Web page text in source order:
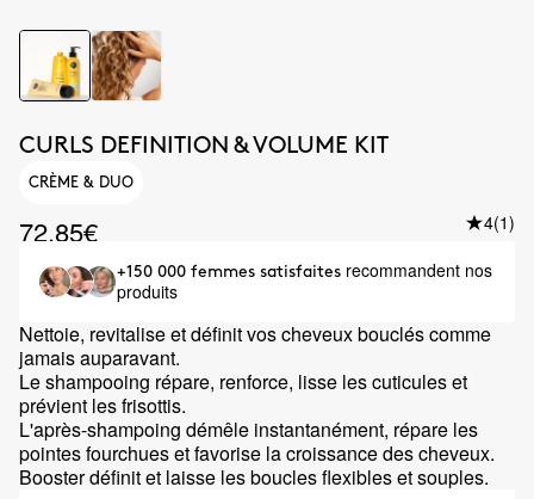
CURLS DEFINITION & VOLUME KIT
CRÈME & DUO
72.85€ 4(1)
+150 000 femmes satisfaites recommandent nos
produits
Nettoie, revitalise et définit vos cheveux bouclés comme
jamais auparavant.
Le shampooing répare, renforce, lisse les cuticules et
prévient les frisottis.
L'après-shampoing démêle instantanément, répare les
pointes fourchues et favorise la croissance des cheveux.
Booster définit et laisse les boucles flexibles et souples.